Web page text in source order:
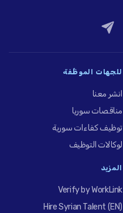
للجهات الموظِّفة
انشر معنا
مناقصات سوريا
توظيف كفاءات سورية
لوكالات التوظيف
المزيد
Verify by WorkLink
Hire Syrian Talent (EN)